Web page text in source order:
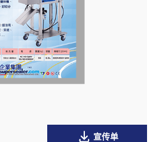
宣传单